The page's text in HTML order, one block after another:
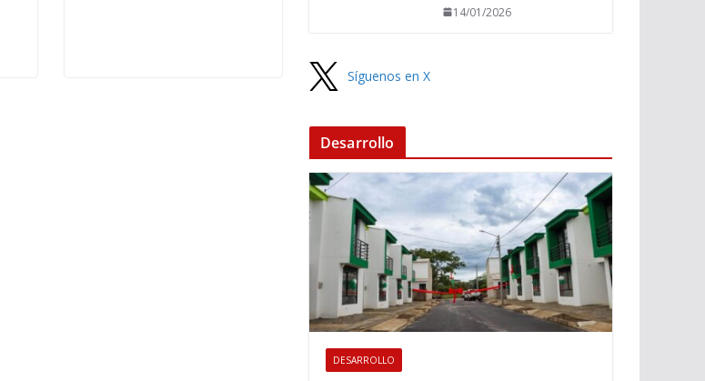
14/01/2026
Síguenos en X
Desarrollo
DESARROLLO